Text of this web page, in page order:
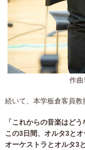
作曲
続いて、本学板倉客員
「これからの音楽はど
この3日間、オルタ3と
オーケストラとオルタ3